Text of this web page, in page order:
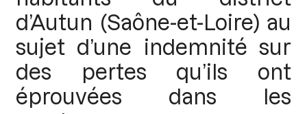
d’Autun (Saône-et-Loire) au
sujet d’une indemnité sur
des pertes qu’ils ont
éprouvées dans les